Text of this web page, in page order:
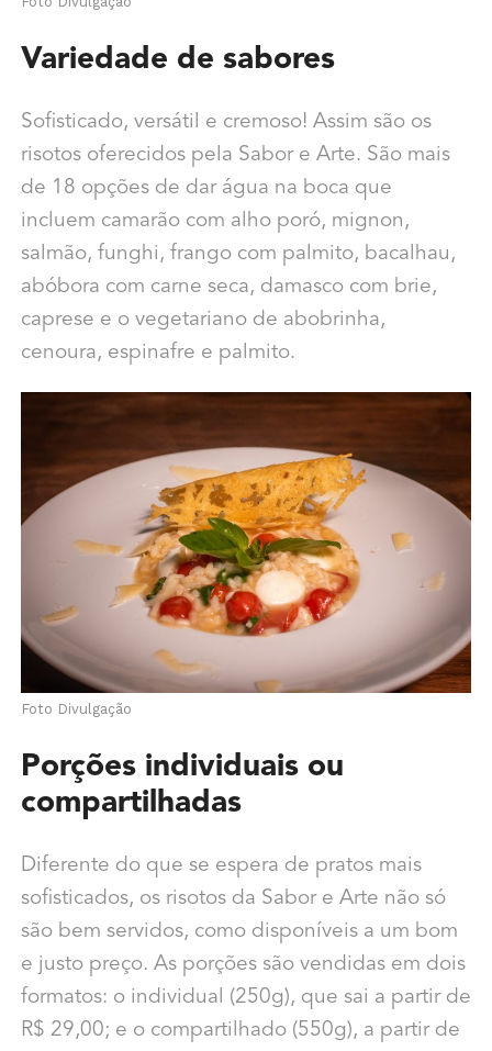
Variedade de sabores
Sofisticado, versátil e cremoso! Assim são os
risotos oferecidos pela Sabor e Arte. São mais
de 18 opções de dar água na boca que
incluem camarão com alho poró, mignon,
salmão, funghi, frango com palmito, bacalhau,
abóbora com carne seca, damasco com brie,
caprese e o vegetariano de abobrinha,
cenoura, espinafre e palmito.
Foto Divulgação
Porções individuais ou
compartilhadas
Diferente do que se espera de pratos mais
sofisticados, os risotos da Sabor e Arte não só
são bem servidos, como disponíveis a um bom
e justo preço. As porções são vendidas em dois
formatos: o individual (250g), que sai a partir de
R$ 29,00; e o compartilhado (550g), a partir de